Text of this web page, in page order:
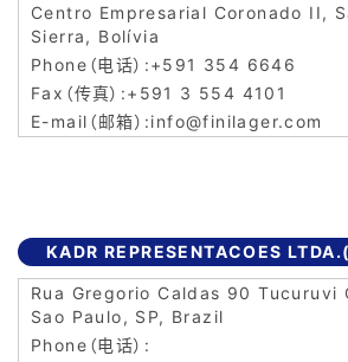
Centro Empresarial Coronado II,
Sierra, Bolívia
+591 354 6646
+591 3 554 4101
info@finilager.com
KADR REPRESENTACOES
Rua Gregorio Caldas 90 Tucuruvi
Sao Paulo, SP, Brazil